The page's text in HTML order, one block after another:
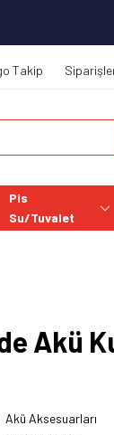
Takip
Pis
Su/Tuvalet
Akü
Akü Aksesuarları